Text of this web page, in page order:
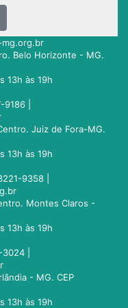
Belo Horizonte - MG.
13h às 19h
|
Juiz de Fora-MG.
13h às 19h
9358 |
Montes Claros -
13h às 19h
|
- MG. CEP
13h às 19h